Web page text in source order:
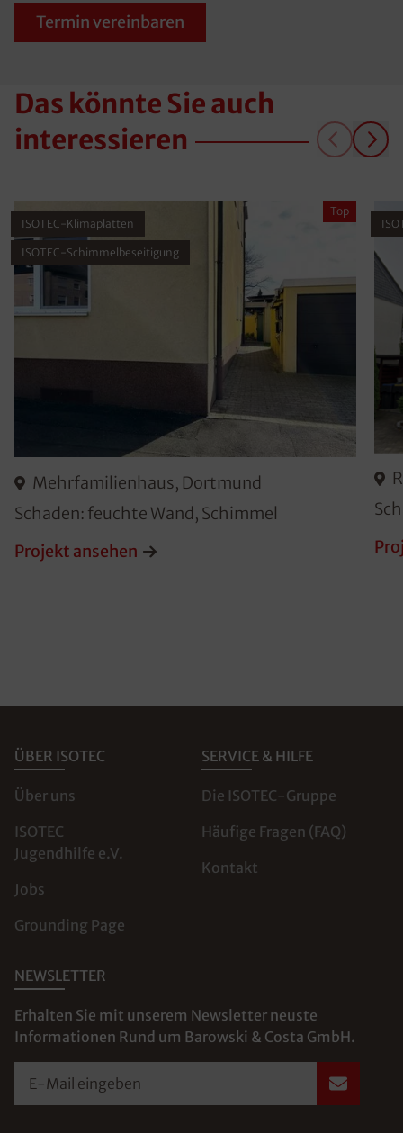
Termin vereinbaren
Das könnte Sie auch
interessieren
Mehrfamilienhaus, Dortmund
Schaden: feuchte Wand, Schimmel
ISOTEC-Klimaplatten
ISOTEC-Schimmelbeseitigung
Top
Projekt ansehen
ÜBER ISOTEC
Über uns
ISOTEC
Jugendhilfe e.V.
Jobs
Grounding Page
SERVICE & HILFE
Die ISOTEC-Gruppe
Häufige Fragen (FAQ)
Kontakt
NEWSLETTER
Erhalten Sie mit unserem Newsletter neuste
Informationen Rund um Barowski & Costa GmbH.
E-Mail eingeben